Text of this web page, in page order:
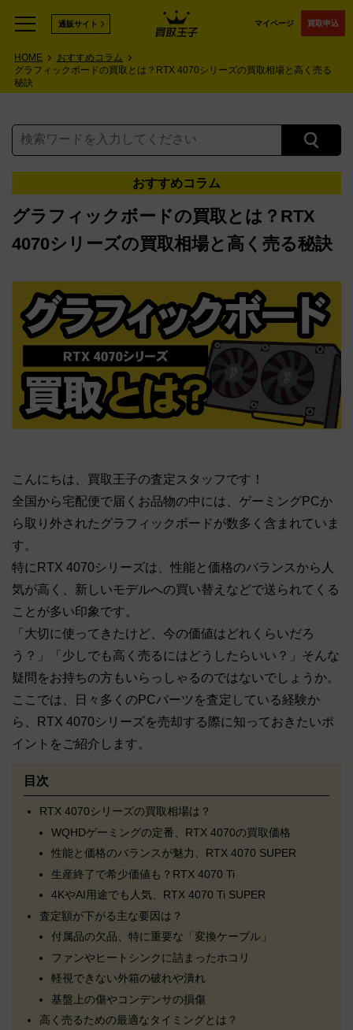
マイページ 買取申込
通販サイト
HOME
おすすめコラム
グラフィックボードの買取とは？RTX 4070シリーズの買取相場と高く売る
秘訣
おすすめコラム
グラフィックボードの買取とは？RTX
4070シリーズの買取相場と高く売る秘訣
こんにちは、買取王子の査定スタッフです！
全国から宅配便で届くお品物の中には、ゲーミングPCか
ら取り外されたグラフィックボードが数多く含まれていま
す。
特にRTX 4070シリーズは、性能と価格のバランスから人
気が高く、新しいモデルへの買い替えなどで送られてくる
ことが多い印象です。
「大切に使ってきたけど、今の価値はどれくらいだろ
う？」「少しでも高く売るにはどうしたらいい？」そんな
疑問をお持ちの方もいらっしゃるのではないでしょうか。
ここでは、日々多くのPCパーツを査定している経験か
ら、RTX 4070シリーズを売却する際に知っておきたいポ
イントをご紹介します。
目次
RTX 4070シリーズの買取相場は？
WQHDゲーミングの定番、RTX 4070の買取価格
性能と価格のバランスが魅力、RTX 4070 SUPER
生産終了で希少価値も？RTX 4070 Ti
4KやAI用途でも人気、RTX 4070 Ti SUPER
査定額が下がる主な要因は？
付属品の欠品、特に重要な「変換ケーブル」
ファンやヒートシンクに詰まったホコリ
軽視できない外箱の破れや潰れ
基盤上の傷やコンデンサの損傷
高く売るための最適なタイミングとは？